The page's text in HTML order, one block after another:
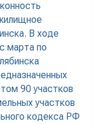
В ходе
марта по
90 участков
участков
кодекса РФ